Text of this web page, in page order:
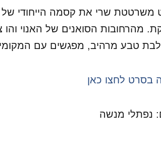
משרטטת שרי את קסמה הייחודי של
מהרחובות הסואנים של האנוי והו
טבע מרהיב, מפגשים עם
בסרט לחצו כאן
נפתלי מנשה